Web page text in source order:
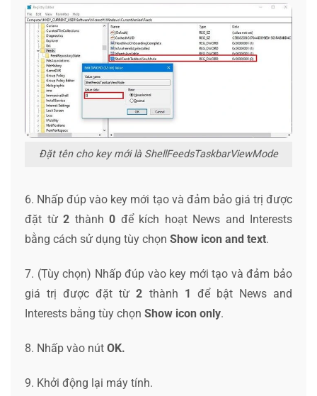
Đặt tên cho key mới là ShellFeedsTaskbarViewMode
6. Nhấp đúp vào key mới tạo và đảm bảo giá trị được
đặt từ 2 thành 0 để kích hoạt News and Interests
bằng cách sử dụng tùy chọn Show icon and text.
7. (Tùy chọn) Nhấp đúp vào key mới tạo và đảm bảo
giá trị được đặt từ2 thành 1 để bật News and
Interests bằng tùy chọn Show icon only.
8. Nhấp vào nút OK.
9. Khởi động lại máy tính.